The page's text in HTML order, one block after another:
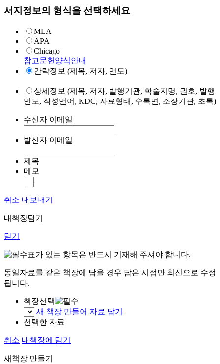
서지정보의 형식을 선택하세요
MLA
APA
Chicago
참고문헌양식안내
간략정보 (제목, 저자, 연도)
상세정보 (제목, 저자, 발행기관, 학술지명, 권호, 발행
연도, 작성언어, KDC, 자료형태, 수록면, 소장기관, 초록)
수신자 이메일
발신자 이메일
제목
메모
취소 내보내기
내책장담기
닫기
표가 있는 항목은 반드시 기재해 주셔야 합니다.
동일자료를 같은 책장에 담을 경우 담은 시점만 최신으로 수정
됩니다.
책장선택
새 책장 만들어 자료 담기
선택한 자료
취소 내책장에 담기
새책장 만들기